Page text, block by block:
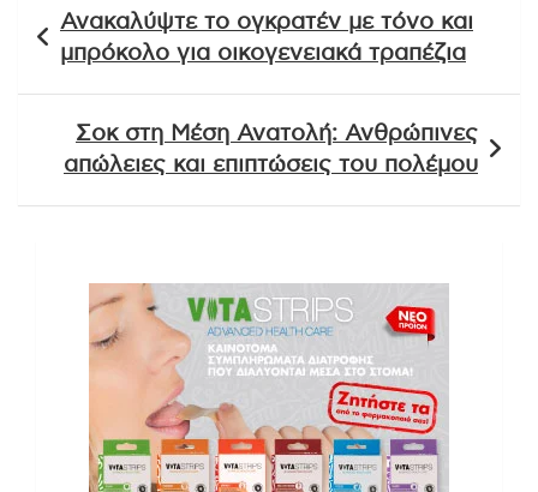
άρθρων
Ανακαλύψτε το ογκρατέν με τόνο και
μπρόκολο για οικογενειακά τραπέζια
Σοκ στη Μέση Ανατολή: Ανθρώπινες
απώλειες και επιπτώσεις του πολέμου